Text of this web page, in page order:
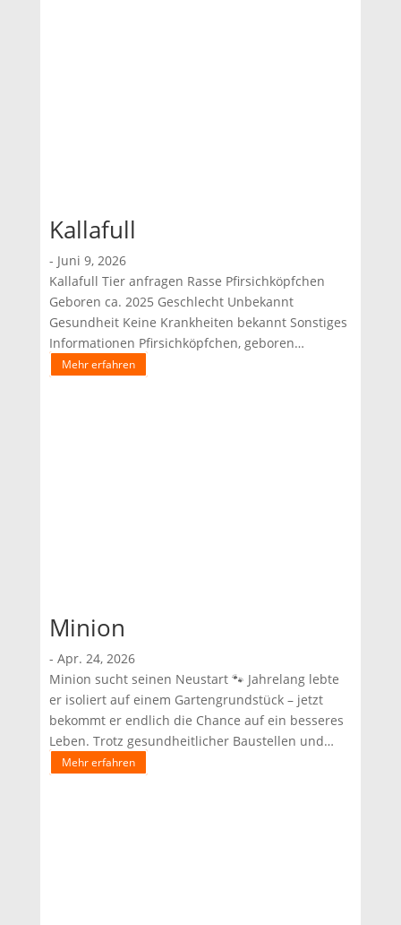
Kallafull
- Juni 9, 2026
Kallafull Tier anfragen Rasse Pfirsichköpfchen
Geboren ca. 2025 Geschlecht Unbekannt
Gesundheit Keine Krankheiten bekannt Sonstiges
Informationen Pfirsichköpfchen, geboren
2025Geschlecht unbekannt Der kleine Kallafull
Mehr erfahren
Minion
- Apr. 24, 2026
Minion sucht seinen Neustart 🐾 Jahrelang lebte
er isoliert auf einem Gartengrundstück – jetzt
bekommt er endlich die Chance auf ein besseres
Leben. Trotz gesundheitlicher Baustellen und
ersten Trainingsschritten zeigt er sich Menschen
Mehr erfahren